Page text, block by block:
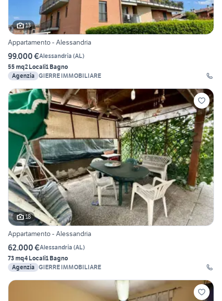
13
Appartamento - Alessandria
99.000 €Alessandria (AL)
55 mq2 Locali1 Bagno
Agenzia GIERRE IMMOBILIARE
18
Appartamento - Alessandria
62.000 €Alessandria (AL)
73 mq4 Locali1 Bagno
Agenzia GIERRE IMMOBILIARE